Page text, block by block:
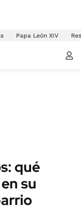
Papa León XIV
qué
su